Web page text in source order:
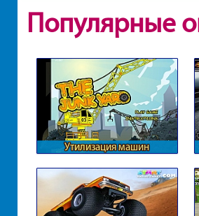
Популярные
Утилизация машин